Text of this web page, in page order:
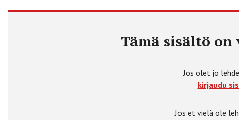
Tämä sisältö
Jos olet jo
kirjaudu
Jos et vielä ole